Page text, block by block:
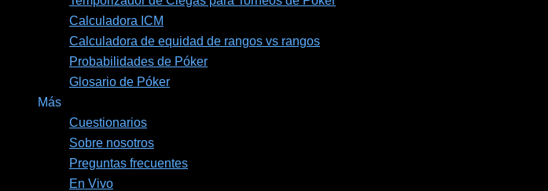
Calculadora ICM
Calculadora de equidad de rangos vs rangos
Probabilidades de Póker
Glosario de Póker
Más
Cuestionarios
Sobre nosotros
Preguntas frecuentes
En Vivo